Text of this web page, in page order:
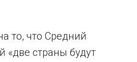
то, что Средний
«две страны будут